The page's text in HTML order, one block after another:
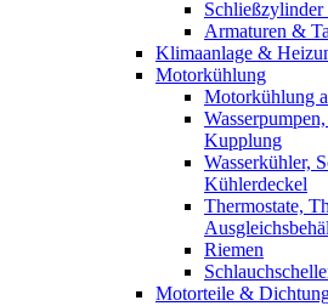
Schließzylinder
Armaturen &
Klimaanlage &
Motorkühlung
Motorkühlung
Kupplung
Wasserkühler,
Kühlerdeckel
Thermostate,
Riemen
Motorteile &